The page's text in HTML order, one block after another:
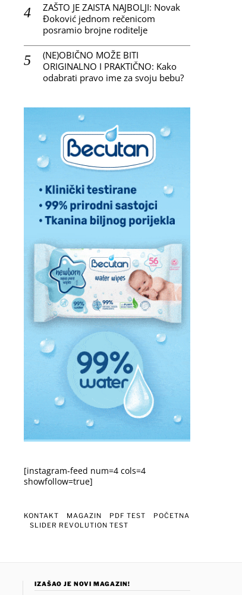
ZAŠTO JE ZAISTA NAJBOLJI: Novak
Đoković jednom rečenicom
posramio brojne roditelje
(NE)OBIČNO MOŽE BITI
ORIGINALNO I PRAKTIČNO: Kako
odabrati pravo ime za svoju bebu?
[instagram-feed num=4 cols=4
showfollow=true]
KONTAKT MAGAZIN PDF TEST
POČETNA
SLIDER REVOLUTION TEST
IZAŠAO JE NOVI MAGAZIN!